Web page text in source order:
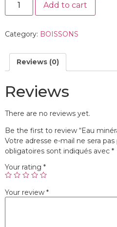
Add to cart
Category: BOISSONS
Reviews (0)
Reviews
There are no reviews yet.
Be the first to review “Eau
Votre adresse e-mail ne sera pas
obligatoires sont indiqués avec *
Your rating *
Your review *